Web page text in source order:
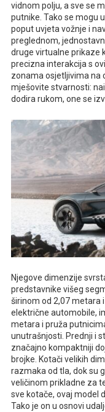
vidnom polju, a sve se
putnike. Tako se mogu
poput uvjeta vožnje i
preglednom,
druge virtualne prikaze
precizna interakcija s
zonama osjetljivima na
mješovite stvarnosti:
dodira rukom, one se
Njegove dimenzije
predstavnike višeg
širinom od 2,07 metara
električne automobile,
metara i pruža
unutrašnjosti. Prednji i
značajno kompaktniji
brojke. Kotači velikih
razmaka od tla, dok su
veličinom prikladne za
sve kotače, ovaj model
Tako je on u osnovi